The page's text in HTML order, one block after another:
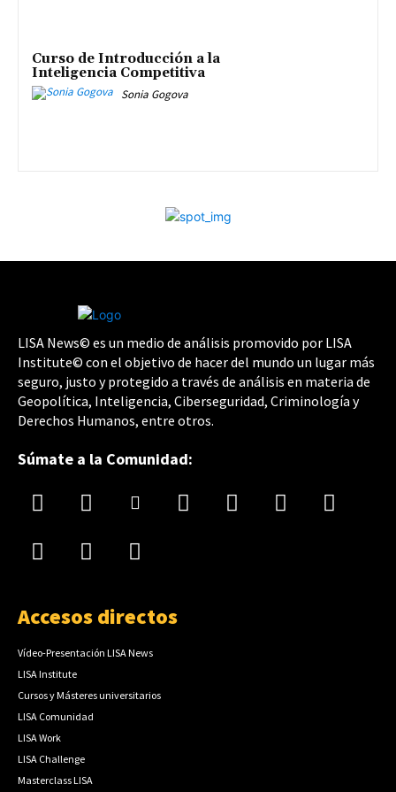
Curso de Introducción a la
Inteligencia Competitiva
Sonia Gogova
LISA News© es un medio de análisis promovido por LISA
Institute© con el objetivo de hacer del mundo un lugar más
seguro, justo y protegido a través de análisis en materia de
Geopolítica, Inteligencia, Ciberseguridad, Criminología y
Derechos Humanos, entre otros.
Súmate a la Comunidad:
Accesos directos
Vídeo-Presentación LISA News
LISA Institute
Cursos y Másteres universitarios
LISA Comunidad
LISA Work
LISA Challenge
Masterclass LISA